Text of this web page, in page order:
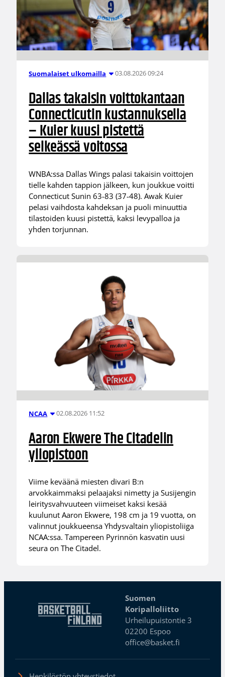
Suomalaiset ulkomailla 03.08.2026 09:24
Dallas takaisin voittokantaan
Connecticutin kustannuksella
– Kuier kuusi pistettä
selkeässä voitossa
WNBA:ssa Dallas Wings palasi takaisin voittojen
tielle kahden tappion jälkeen, kun joukkue voitti
Connecticut Sunin 63-83 (37-48). Awak Kuier
pelasi vaihdosta kahdeksan ja puoli minuuttia
tilastoiden kuusi pistettä, kaksi levypalloa ja
yhden torjunnan.
NCAA 02.08.2026 11:52
Aaron Ekwere The Citadelin
yliopistoon
Viime keväänä miesten divari B:n
arvokkaimmaksi pelaajaksi nimetty ja Susijengin
leiritysvahvuuteen viimeiset kaksi kesää
kuulunut Aaron Ekwere, 198 cm ja 19 vuotta, on
valinnut joukkueensa Yhdysvaltain yliopistoliiga
NCAA:ssa. Tampereen Pyrinnön kasvatin uusi
seura on The Citadel.
Suomen
Koripalloliitto
Urheilupuistontie 3
02200 Espoo
office@basket.fi